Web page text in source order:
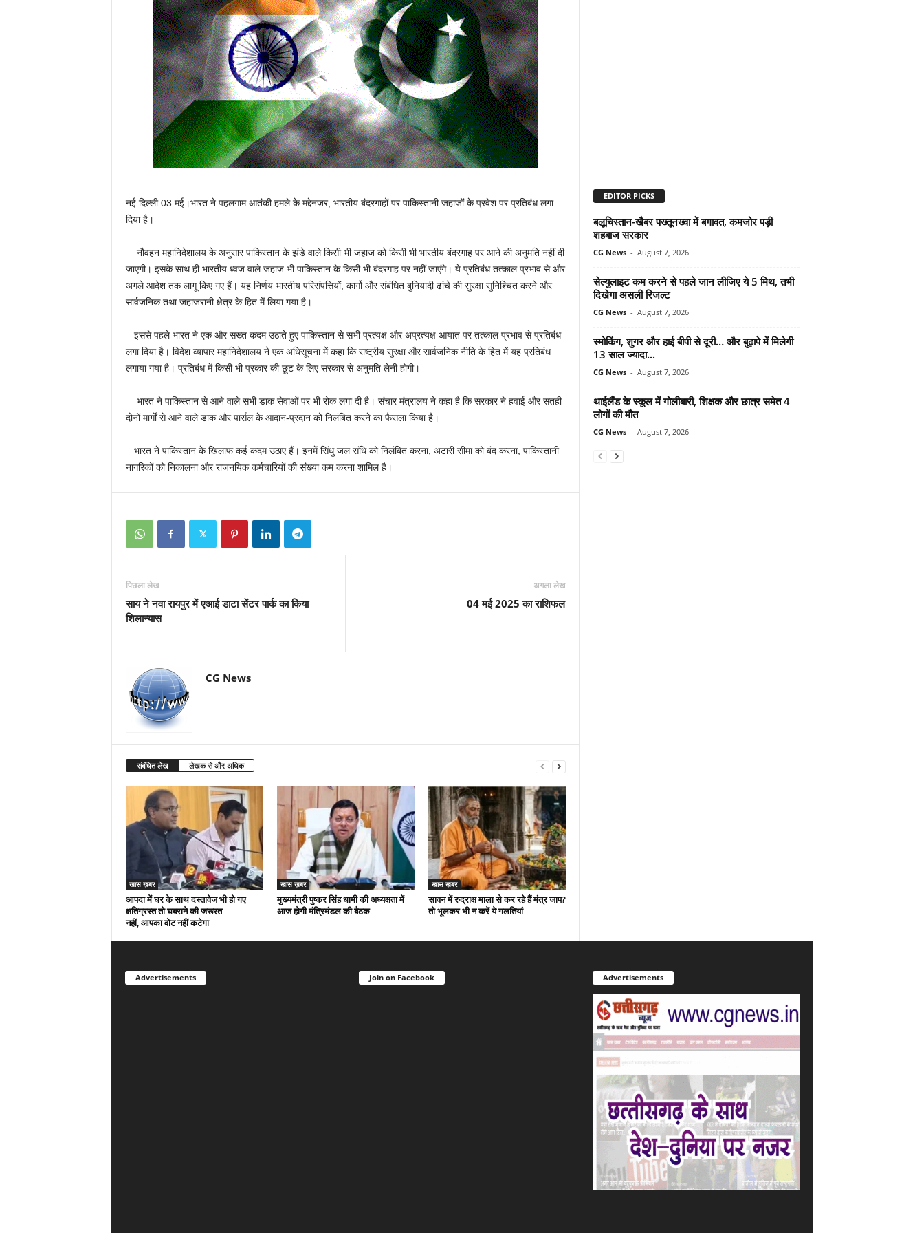
नई दिल्ली 03 मई।भारत ने पहलगाम आतंकी हमले के मद्देनजर, भारतीय बंदरगाहों पर पाकिस्तानी जहाजों के प्रवेश पर प्रतिबंध लगा
दिया है।
नौवहन महानिदेशालय के अनुसार पाकिस्तान के झंडे वाले किसी भी जहाज को किसी भी भारतीय बंदरगाह पर आने की अनुमति नहीं दी
जाएगी। इसके साथ ही भारतीय ध्वज वाले जहाज भी पाकिस्तान के किसी भी बंदरगाह पर नहीं जाएंगे। ये प्रतिबंध तत्काल प्रभाव से और
अगले आदेश तक लागू किए गए हैं। यह निर्णय भारतीय परिसंपत्तियों, कार्गो और संबंधित बुनियादी ढांचे की सुरक्षा सुनिश्चित करने और
सार्वजनिक तथा जहाजरानी क्षेत्र के हित में लिया गया है।
इससे पहले भारत ने एक और सख्त कदम उठाते हुए पाकिस्तान से सभी प्रत्यक्ष और अप्रत्यक्ष आयात पर तत्‍काल प्रभाव से प्रतिबंध
लगा दिया है। विदेश व्‍यापार महानिदेशालय ने एक अधिसूचना में कहा कि राष्‍ट्रीय सुरक्षा और सार्वजनिक नीति के हित में यह प्रतिबंध
लगाया गया है। प्रतिबंध में किसी भी प्रकार की छूट के लिए सरकार से अनुमति लेनी होगी।
भारत ने पाकिस्तान से आने वाले सभी डाक सेवाओं पर भी रोक लगा दी है। संचार मंत्रालय ने कहा है कि सरकार ने हवाई और सतही
दोनों मार्गों से आने वाले डाक और पार्सल के आदान-प्रदान को निलंबित करने का फैसला किया है।
भारत ने पाकिस्‍तान के खिलाफ कई कदम उठाए हैं। इनमें सिंधु जल संधि को निलंबित करना, अटारी सीमा को बंद करना, पाकिस्तानी
नागरिकों को निकालना और राजनयिक कर्मचारियों की संख्‍या कम करना शामिल है।
पिछला लेख
साय ने नवा रायपुर में एआई डाटा सेंटर पार्क का किया
शिलान्यास
अगला लेख
04 मई 2025 का राशिफल
CG News
संबंधित लेख लेखक से और अधिक
खास ख़बर
आपदा में घर के साथ दस्तावेज भी हो गए
क्षतिग्रस्त तो घबराने की जरूरत
नहीं, आपका वोट नहीं कटेगा
खास ख़बर
मुख्यमंत्री पुष्कर सिंह धामी की अध्यक्षता में
आज होगी मंत्रिमंडल की बैठक
खास ख़बर
सावन में रुद्राक्ष माला से कर रहे हैं मंत्र जाप?
तो भूलकर भी न करें ये गलतियां
EDITOR PICKS
बलूचिस्तान-खैबर पख्तूनख्वा में बगावत, कमजोर पड़ी
शहबाज सरकार
CG News - August 7, 2026
सेल्युलाइट कम करने से पहले जान लीजिए ये 5 मिथ, तभी
दिखेगा असली रिजल्ट
CG News - August 7, 2026
स्मोकिंग, शुगर और हाई बीपी से दूरी… और बुढ़ापे में मिलेगी
13 साल ज्यादा...
CG News - August 7, 2026
थाईलैंड के स्कूल में गोलीबारी, शिक्षक और छात्र समेत 4
लोगों की मौत
CG News - August 7, 2026
Advertisements Join on Facebook Advertisements